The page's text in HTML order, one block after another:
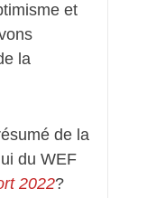
et
la
de la
du WEF
2022?